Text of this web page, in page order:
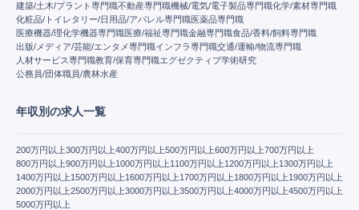
建築/土木/プラント専門職不動産専門職機械/電気/電子製品専門職化学/素材専門職
化粧品/トイレタリー/日用品/アパレル専門職医薬品専門職
医療機器/理化学機器専門職医療/福祉専門職金融専門職食品/香料/飼料専門職
出版/メディア/芸能/エンタメ専門職インフラ専門職交通/運輸/物流専門職
人材サービス専門職教育/保育専門職エグゼクティブ学術研究
公務員/団体職員/農林水産
年収別の求人一覧
200万円以上300万円以上400万円以上500万円以上600万円以上700万円以上
800万円以上900万円以上1000万円以上1100万円以上1200万円以上1300万円以上
1400万円以上1500万円以上1600万円以上1700万円以上1800万円以上1900万円以上
2000万円以上2500万円以上3000万円以上3500万円以上4000万円以上4500万円以上
5000万円以上